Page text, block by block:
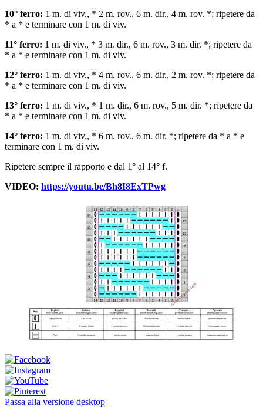
10° ferro: 1 m. di viv., * 2 m. rov., 6 m. dir., 4 m. rov. *; ripetere da
* a * e terminare con 1 m. di viv.
11° ferro: 1 m. di viv., * 3 m. dir., 6 m. rov., 3 m. dir. *; ripetere da
* a * e terminare con 1 m. di viv.
12° ferro: 1 m. di viv., * 4 m. rov., 6 m. dir., 2 m. rov. *; ripetere da
* a * e terminare con 1 m. di viv.
13° ferro: 1 m. di viv., * 1 m. dir., 6 m. rov., 5 m. dir. *; ripetere da
* a * e terminare con 1 m. di viv.
14° ferro: 1 m. di viv., * 6 m. rov., 6 m. dir. *; ripetere da * a * e
terminare con 1 m. di viv.
Ripetere sempre il rapporto e dal 1° al 14° f.
VIDEO: https://youtu.be/Bh8I8ExTPwg
Passa alla versione desktop